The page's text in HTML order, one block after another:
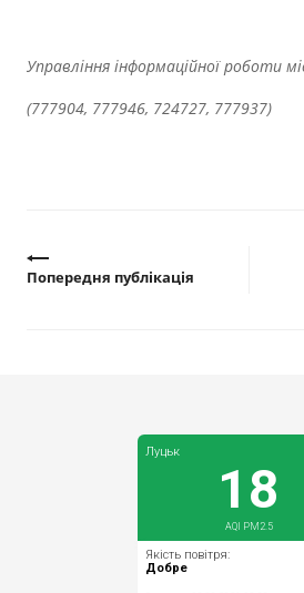
Управління інформаційної роботи
(777904, 777946, 724727, 777937)
Попередня публікація